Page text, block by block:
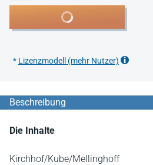
In den Warenkorb
* Lizenzmodell (mehr Nutzer)
Beschreibung
Die Inhalte
Kirchhof/Kube/Mellinghoff